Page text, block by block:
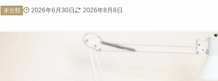
未分類 2026年6月30日 2026年8月8日